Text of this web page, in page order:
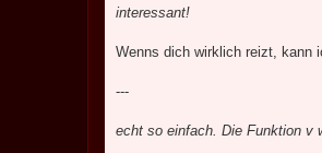
interessant!
Wenns dich wirklich reizt, kann
---
echt so einfach. Die Funktion v